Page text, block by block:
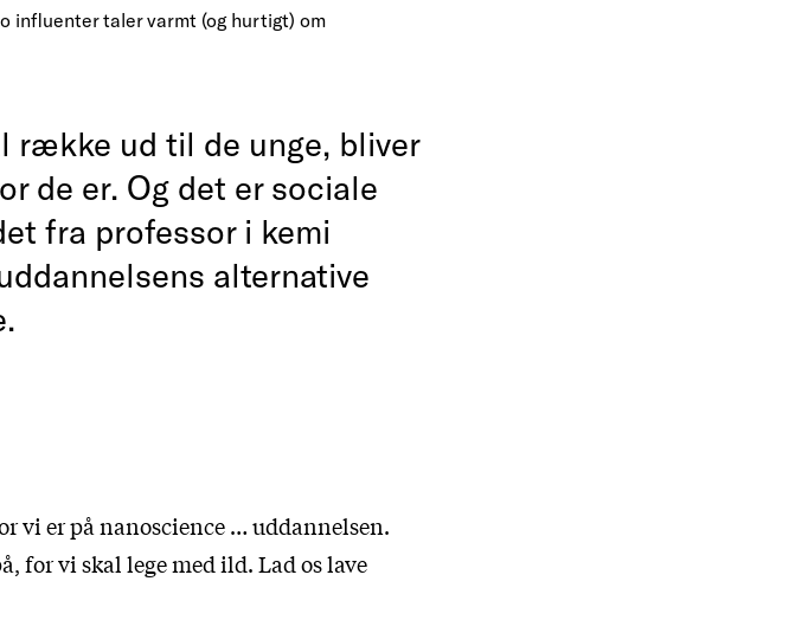
influenter taler varmt (og hurtigt) om
række ud til de unge, bliver
de er. Og det er sociale
fra professor i kemi
alternative
vi er på nanoscience … uddannelsen.
for vi skal lege med ild. Lad os lave